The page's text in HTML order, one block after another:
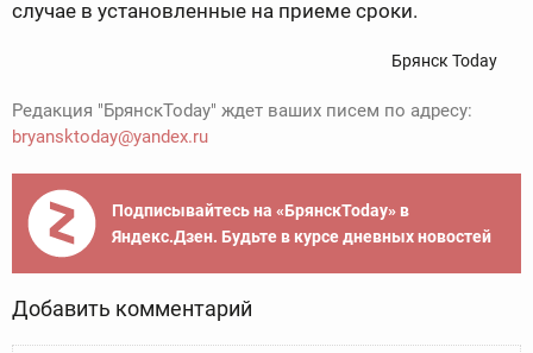
случае в установленные на приеме сроки.
Брянск Today
Редакция "БрянскToday" ждет ваших писем по адресу:
bryansktoday@yandex.ru
Подписывайтесь на «БрянскToday» в
Яндекс.Дзен. Будьте в курсе дневных новостей
Добавить комментарий